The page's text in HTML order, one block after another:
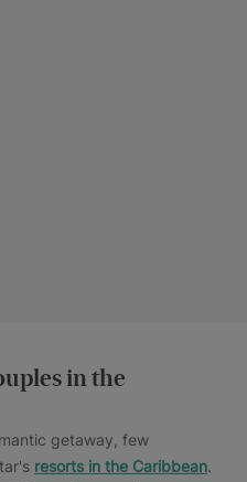
in the
getaway, few
resorts in the Caribbean.